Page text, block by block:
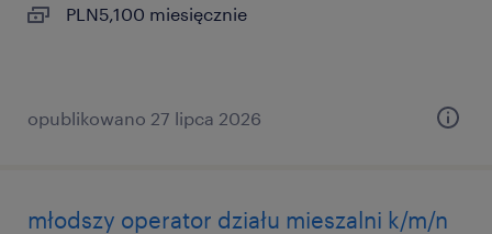
PLN5,100 miesięcznie
opublikowano 27 lipca 2026
młodszy operator działu mieszalni k/m/n